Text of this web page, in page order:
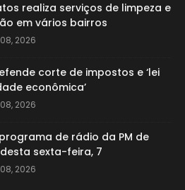
realiza serviços de limpeza e
em vários bairros
2026
corte de impostos e ‘lei
econômica’
2026
de rádio da PM de
sexta-feira, 7
2026